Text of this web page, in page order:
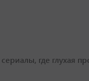
где глухая